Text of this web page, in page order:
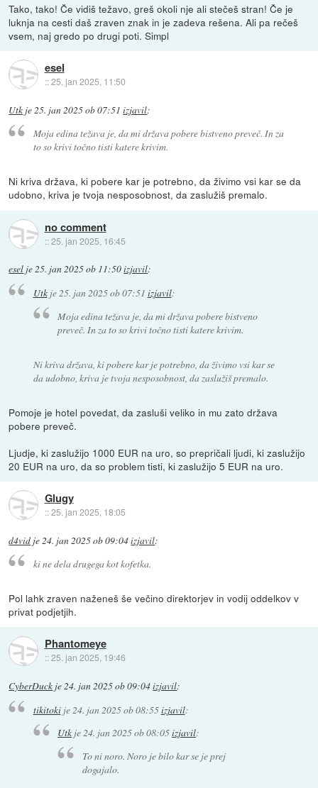
Tako, tako! Če vidiš težavo, greš okoli nje ali stečeš stran! Če je
luknja na cesti daš zraven znak in je zadeva rešena. Ali pa rečeš
vsem, naj gredo po drugi poti. Simpl
esel
::25. jan 2025, 11:50
Utk je25. jan 2025 ob 07:51 izjavil:
Moja edina težava je, da mi država pobere bistveno preveč. In za
to so krivi točno tisti katere krivim.
Ni kriva država, ki pobere kar je potrebno, da živimo vsi kar se da
udobno, kriva je tvoja nesposobnost, da zaslužiš premalo.
no comment
::25. jan 2025, 16:45
esel je25. jan 2025 ob 11:50izjavil:
Utkje25. jan 2025 ob 07:51 izjavil:
Moja edina težava je, da mi država pobere bistveno
preveč. In za to so krivi točno tisti katere krivim.
Ni kriva država, ki pobere kar je potrebno, da živimo vsi kar se
da udobno, kriva je tvoja nesposobnost, da zaslužiš premalo.
Pomoje je hotel povedat, da zasluši veliko in mu zato država
pobere preveč.
Ljudje, ki zaslužijo 1000 EUR na uro, so prepričali ljudi, ki zaslužijo
20 EUR na uro, da so problem tisti, ki zaslužijo 5 EUR na uro.
Glugy
::25. jan 2025, 18:05
d4vid je 24. jan 2025 ob 09:04izjavil:
ki ne dela drugega kot kofetka.
Pol lahk zraven naženeš še večino direktorjev in vodij oddelkov v
privat podjetjih.
Phantomeye
::25. jan 2025, 19:46
CyberDuck je24. jan 2025 ob 09:04izjavil:
tikitokije 24. jan 2025 ob 08:55izjavil:
Utk je24. jan 2025 ob 08:05izjavil:
To ni noro. Noro je bilo kar se je prej
dogajalo.